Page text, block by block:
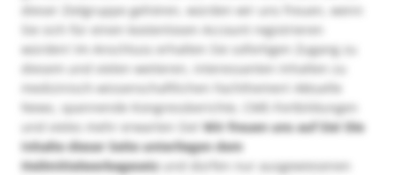
dieser Zielgruppe gehören, würden wir uns freuen, wenn
Sie sich für einen kostenlosen Account registrieren
würden! Im Anschluss erhalten Sie sofortigen Zugang zu
diesem und vielen weiteren, interessanten Inhalten zu
medizinisch-wissenschaftlichen Fachthemen! Aktuelle
News, spannende Kongressberichte, CME-Fortbildungen
und vieles mehr erwarten Sie!Wir freuen uns auf Sie! Die
Inhalte dieser Seite unterliegen dem
Heilmittelwerbegesetzund dürfen nur ausgewiesenen